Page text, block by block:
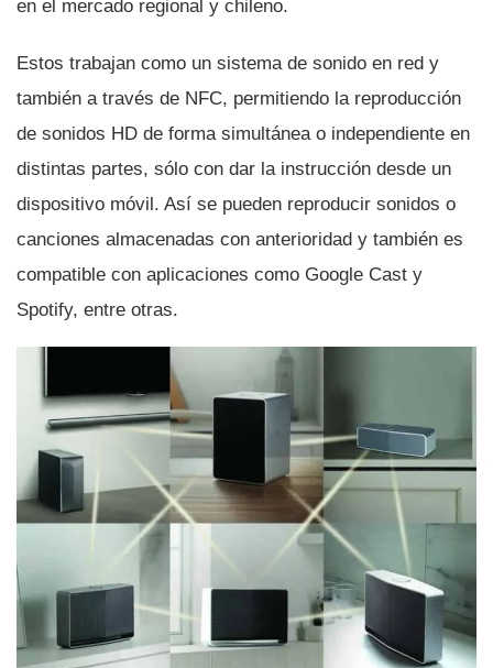
en el mercado regional y chileno.
Estos trabajan como un sistema de sonido en red y
también a través de NFC, permitiendo la reproducción
de sonidos HD de forma simultánea o independiente en
distintas partes, sólo con dar la instrucción desde un
dispositivo móvil. Así­ se pueden reproducir sonidos o
canciones almacenadas con anterioridad y también es
compatible con aplicaciones como Google Cast y
Spotify, entre otras.